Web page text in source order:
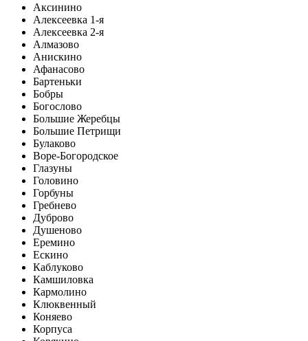
Аксинино
Алексеевка 1-я
Алексеевка 2-я
Алмазово
Анискино
Афанасово
Бартеньки
Бобры
Богослово
Большие Жеребцы
Большие Петрищи
Булаково
Воре-Богородское
Глазуны
Головино
Горбуны
Гребнево
Дуброво
Душеново
Еремино
Ескино
Каблуково
Камшиловка
Кармолино
Клюквенный
Коняево
Корпуса